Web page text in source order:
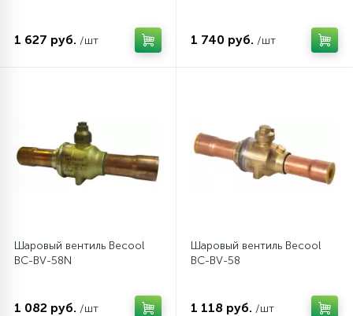
Улитки помп
Шланги залива
Шланги слива
27
Щетки двигателя
1 627 руб. /шт 1 740 руб. /шт
Шаровый вентиль Becool
BC-BV-58N
1 082 руб. /шт
Шаровый вентиль Becool
BC-BV-58
1 118 руб. /шт